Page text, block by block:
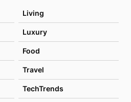
Living
Luxury
Food
Travel
TechTrends